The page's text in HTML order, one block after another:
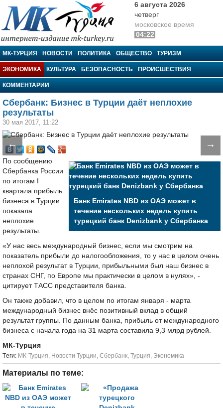
МК-Турция
6 августа 2026
четверг
московское время
04:22
МК-ТУРЦИЯ НОВОСТИ ПОЛИТИКА ОБЩЕСТВО ТУРИЗМ
ЭКОНОМИКА КУЛЬТУРА БЕЗОПАСНОСТЬ ПРОИСШЕСТВИЯ
КОММЕНТАРИИ
Сбербанк: Бизнес в Турции даёт неплохие
результаты
30 мая 2017, 11:22
← →
Банк Emirates NBD из ОАЭ может в
течение нескольких недель купить
турецкий банк Denizbank у Сбербанка
По сообщению
Сбербанка России
по итогам I
квартала прибыль
бизнеса в Турции
показала
неплохие
результаты.
«У нас весь международный бизнес, если мы смотрим на
показатель прибыли до налогообложения, то у нас в целом очень
неплохой результат в Турции, прибыльными был наш бизнес в
странах СНГ, по Европе мы практически в целом в нулях», -
цитирует ТАСС представителя банка.
Он также добавил, что в целом по итогам января - марта
международный бизнес внёс позитивный вклад в общий
результат группы. По данным банка, прибыль от международного
бизнеса с начала года на 31 марта составила 9,3 млрд рублей.
МК-Турция
Tеги: МК-Турция, Новости Турции, Сбербанк, Турция, Экономика
Материалы по теме: